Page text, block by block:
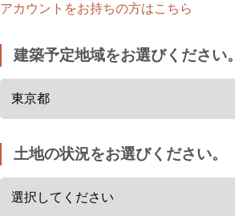
アカウントをお持ちの方はこちら
建築予定地域をお選びください。
土地の状況をお選びください。